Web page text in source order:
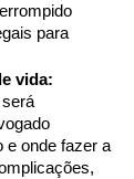
para
vida:
e onde fazer a